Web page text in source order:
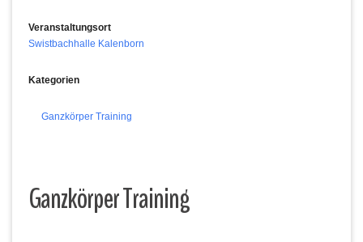
Veranstaltungsort
Swistbachhalle Kalenborn
Kategorien
Ganzkörper Training
Ganzkörper Training